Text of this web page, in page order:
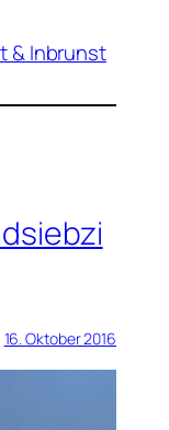
& Inbrunst
16. Oktober 2016